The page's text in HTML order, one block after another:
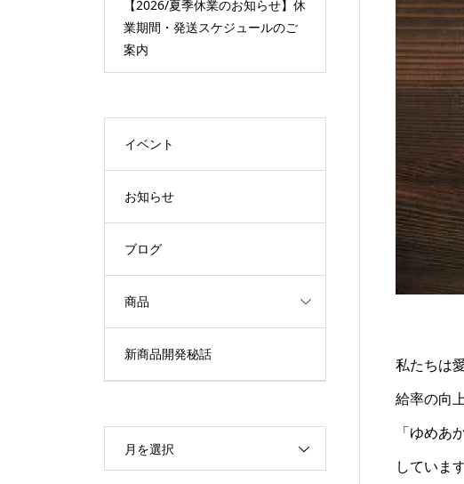
私たちは
給率の向
「ゆめ
しています
【2026/夏季休業のお知らせ】休
業期間・発送スケジュールのご
【夏ギフトスタート中】小麦を
知り尽くした製粉会社だからこ
イベント
お知らせ
ブログ
商品
新商品開発秘話
月を選択